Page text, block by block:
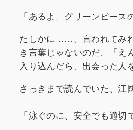
「あるよ。グリーンピース
たしかに……。言われてみ
き言葉じゃないのだ。「え
入り込んだら、出会った人
さっきまで読んでいた、江
「泳ぐのに、安全でも適切